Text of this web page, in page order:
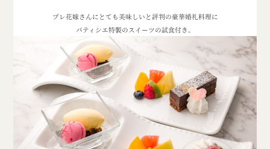
プレ花嫁さんにとても美味しいと評判の豪華婚礼料理に
パティシエ特製のスイーツの試食付き。